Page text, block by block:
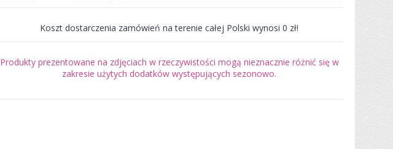
Koszt dostarczenia zamówień na terenie całej Polski wynosi 0 zł!
Produkty prezentowane na zdjęciach w rzeczywistości mogą nieznacznie różnić się w
zakresie użytych dodatków występujących sezonowo.